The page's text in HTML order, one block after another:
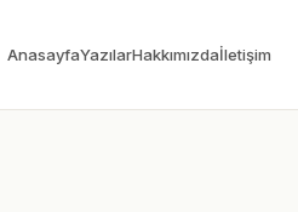
AnasayfaYazılarHakkımızdaİletişim